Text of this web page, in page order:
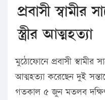
প্রবাসী
স্ত্রীর আত্মহত্যা
মুঠোফোনে প্রবাসী স্বামীর
আত্মহত্যা করেছেন দুই
গতকাল ৫ জুন মতলব